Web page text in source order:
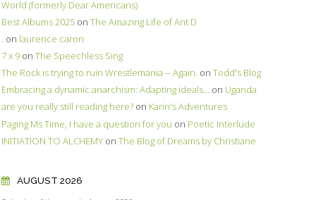
World (formerly Dear Americans)
Best Albums 2025 on The Amazing Life of Ant D
. on laurence caron
7 x 9 on The Speechless Sing
The Rock is trying to ruin Wrestlemania -- Again. on Todd's Blog
Embracing a dynamic anarchism: Adapting ideals... on Uganda
are you really still reading here? on Karin's Adventures
Paging Ms Time, I have a question for you on Poetic Interlude
INITIATION TO ALCHEMY on The Blog of Dreams by Christiane
AUGUST 2026